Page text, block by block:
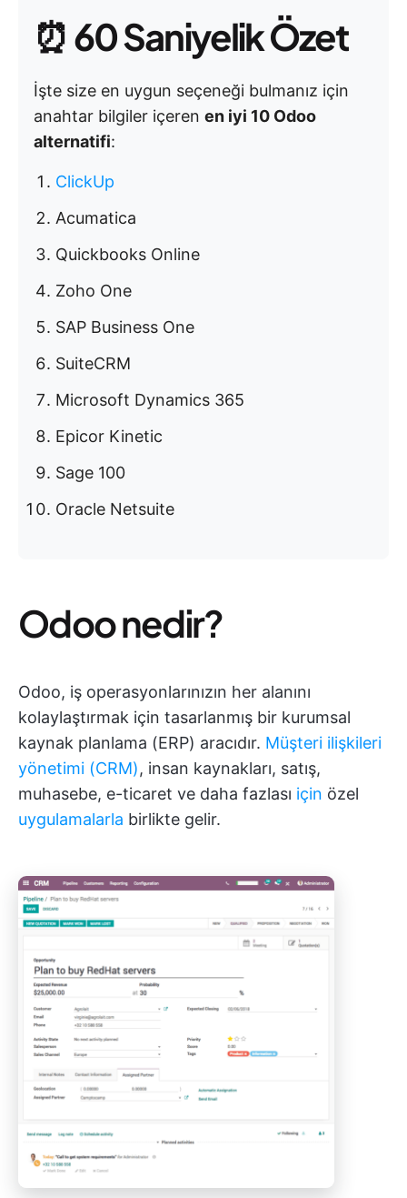
⏰60 Saniyelik Özet
İşte size en uygun seçeneği bulmanız için
anahtar bilgiler içeren en iyi 10 Odoo
alternatifi:
ClickUp
Acumatica
Quickbooks Online
Zoho One
SAP Business One
SuiteCRM
Microsoft Dynamics 365
Epicor Kinetic
Sage 100
Oracle Netsuite
Odoo nedir?
Odoo, iş operasyonlarınızın her alanını
kolaylaştırmak için tasarlanmış bir kurumsal
kaynak planlama (ERP) aracıdır. Müşteri ilişkileri
yönetimi (CRM), insan kaynakları, satış,
muhasebe, e-ticaret ve daha fazlası için özel
uygulamalarla birlikte gelir.